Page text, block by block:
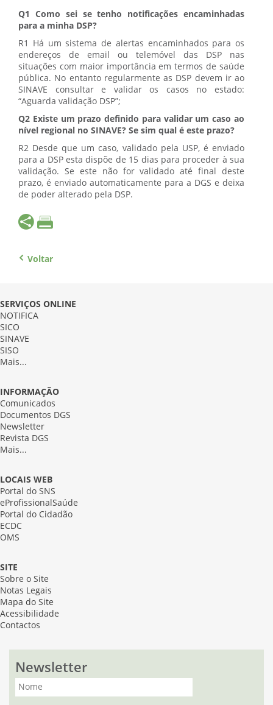
Q1 Como sei se tenho notificações encaminhadas
para a minha DSP?
R1 Há um sistema de alertas encaminhados para os
endereços de email ou telemóvel das DSP nas
situações com maior importância em termos de saúde
pública. No entanto regularmente as DSP devem ir ao
SINAVE consultar e validar os casos no estado:
“Aguarda validação DSP”;
Q2 Existe um prazo definido para validar um caso ao
nível regional no SINAVE? Se sim qual é este prazo?
R2 Desde que um caso, validado pela USP, é enviado
para a DSP esta dispõe de 15 dias para proceder à sua
validação. Se este não for validado até final deste
prazo, é enviado automaticamente para a DGS e deixa
de poder alterado pela DSP.
Voltar
SERVIÇOS ONLINE
NOTIFICA
SICO
SINAVE
SISO
Mais...
INFORMAÇÃO
Comunicados
Documentos DGS
Newsletter
Revista DGS
Mais...
LOCAIS WEB
Portal do SNS
eProfissionalSaúde
Portal do Cidadão
ECDC
OMS
SITE
Sobre o Site
Notas Legais
Mapa do Site
Acessibilidade
Contactos
Newsletter